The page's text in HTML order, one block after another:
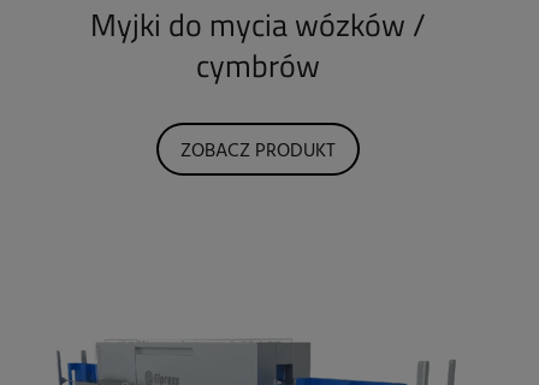
Myjki do mycia wózków /
cymbrów
ZOBACZ PRODUKT